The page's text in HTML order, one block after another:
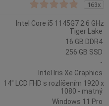
163x
Intel Core i5 1145G7 2.6 GHz
Tiger Lake
16 GB DDR4
256 GB SSD
-
Intel Iris Xe Graphics
14" LCD FHD s rozlíšením 1920 x
1080 - matný
Windows 11 Pro